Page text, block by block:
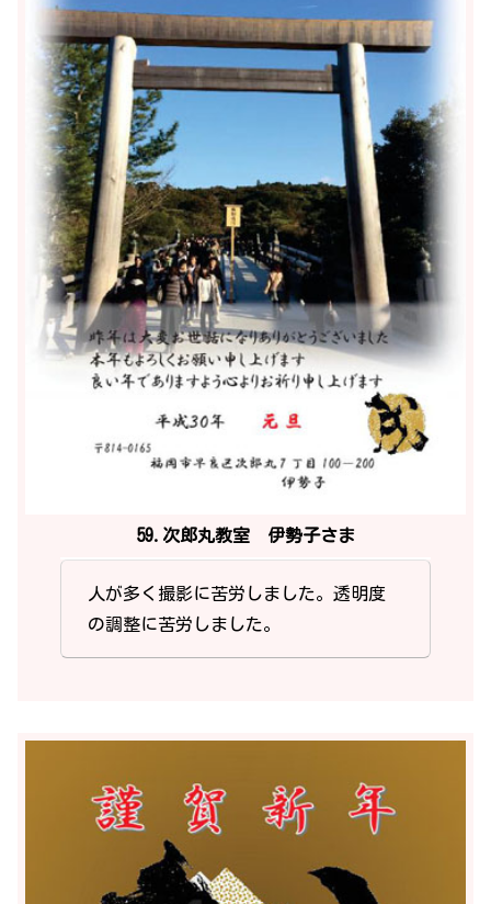
59.次郎丸教室 伊勢子さま
人が多く撮影に苦労しました。透明度
の調整に苦労しました。